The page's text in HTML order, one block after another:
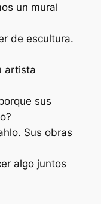
un mural
de escultura.
artista
sus
Sus obras
algo juntos